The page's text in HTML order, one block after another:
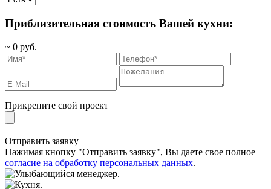
Приблизительная стоимость Вашей кухни:
~ 0 руб.
Прикрепите свой проект
Отправить заявку
Нажимая кнопку "Отправить заявку", Вы даете свое полное
согласие на обработку персональных данных.